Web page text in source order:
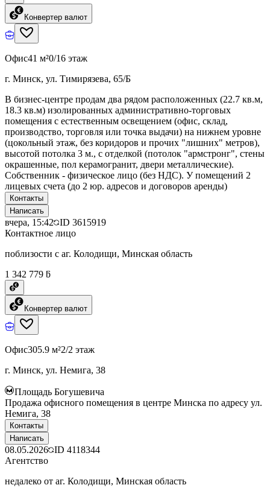
Конвертер валют
Офис41 м²0/16 этаж
г. Минск, ул. Тимирязева, 65/Б
В бизнес-центре продам два рядом расположенных (22.7 кв.м,
18.3 кв.м) изолированных административно-торговых
помещения с естественным освещением (офис, склад,
производство, торговля или точка выдачи) на нижнем уровне
(цокольный этаж, без коридоров и прочих "лишних" метров),
высотой потолка 3 м., с отделкой (потолок "армстронг", стены
окрашенные, пол керамогранит, двери металлические).
Собственник - физическое лицо (без НДС). У помещений 2
лицевых счета (до 2 юр. адресов и договоров аренды)
Контакты
Написать
вчера, 15:42 ID 3615919
Контактное лицо
поблизости с аг. Колодищи, Минская область
1 342 779 ƃ
Конвертер валют
Офис305.9 м²2/2 этаж
г. Минск, ул. Немига, 38
Площадь Богушевича
Продажа офисного помещения в центре Минска по адресу ул.
Немига, 38
Контакты
Написать
08.05.2026 ID 4118344
Агентство
недалеко от аг. Колодищи, Минская область